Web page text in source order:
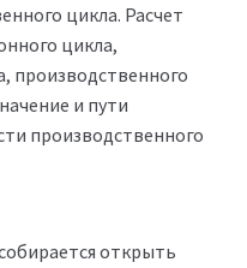
цикла. Расчет
цикла,
производственного
и пути
производственного
открыть